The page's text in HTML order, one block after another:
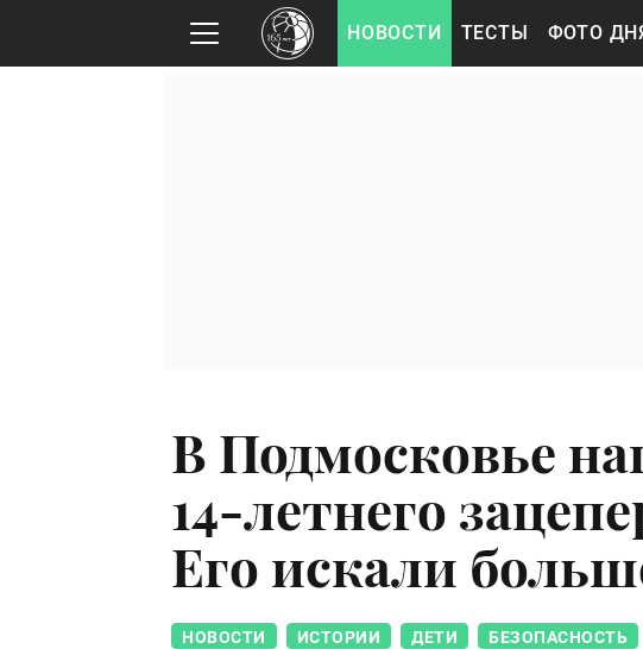
НОВОСТИ ТЕСТЫ ФОТО
В Подмосковье
14-летнего
Его искали
НОВОСТИ ИСТОРИИ ДЕТИ БЕЗОПАСНОСТЬ